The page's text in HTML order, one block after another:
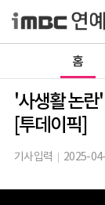
홈
'사생활 논란
[투데이픽]
기사입력 2025-